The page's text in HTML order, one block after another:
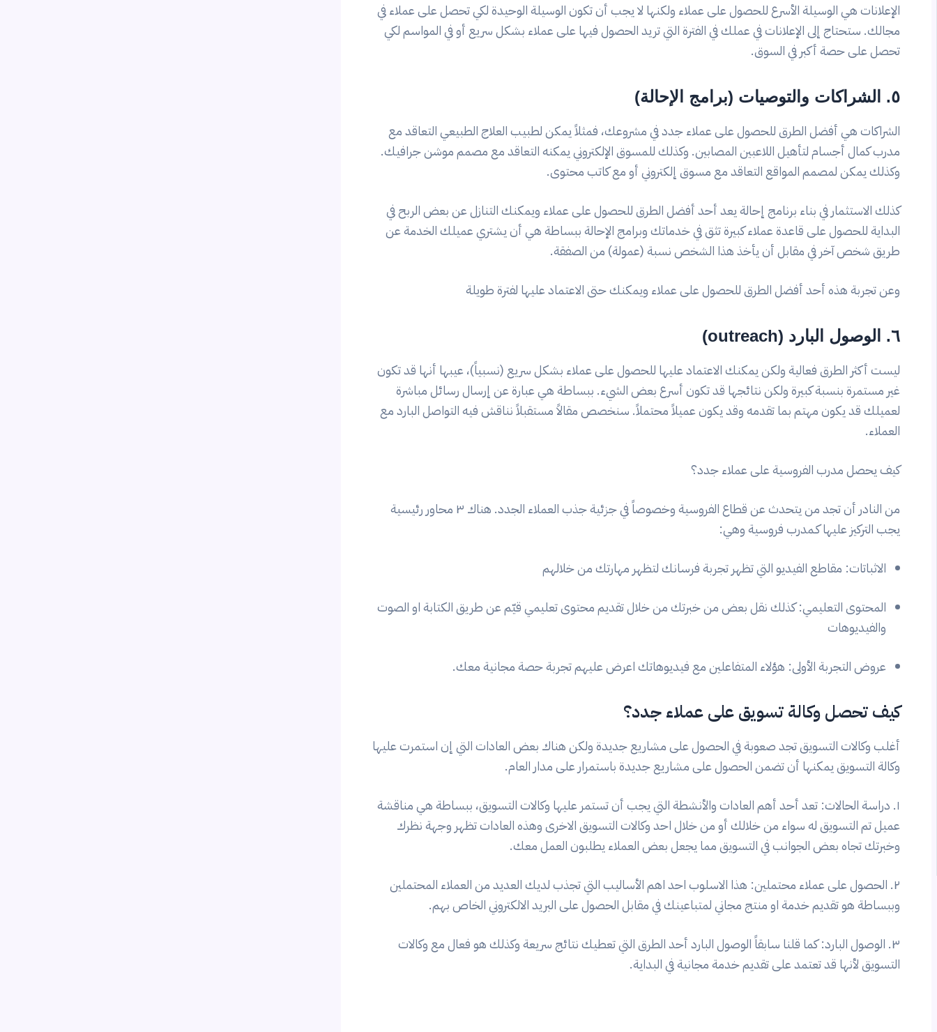
الإعلانات هي الوسيلة الأسرع للحصول على عملاء ولكنها لا يجب أن تكون الوسيلة الوحيدة لكي تحصل على عملاء في
مجالك. ستحتاج إلى الإعلانات في عملك في الفترة التي تريد الحصول فيها على عملاء بشكل سريع أو في المواسم لكي
تحصل على حصة أكبر في السوق.
٥. الشراكات والتوصيات (برامج الإحالة)
الشراكات هي أفضل الطرق للحصول على عملاء جدد في مشروعك، فمثلاً يمكن لطبيب العلاج الطبيعي التعاقد مع
مدرب كمال أجسام لتأهيل اللاعبين المصابين. وكذلك للمسوق الإلكتروني يمكنه التعاقد مع مصمم موشن جرافيك.
وكذلك يمكن لمصمم المواقع التعاقد مع مسوق إلكتروني أو مع كاتب محتوى.
كذلك الاستثمار في بناء برنامج إحالة يعد أحد أفضل الطرق للحصول على عملاء ويمكنك التنازل عن بعض الربح في
البداية للحصول على قاعدة عملاء كبيرة تثق في خدماتك وبرامج الإحالة ببساطة هي أن يشتري عميلك الخدمة عن
طريق شخص آخر في مقابل أن يأخذ هذا الشخص نسبة (عمولة) من الصفقة.
وعن تجربة هذه أحد أفضل الطرق للحصول على عملاء ويمكنك حتى الاعتماد عليها لفترة طويلة
٦. الوصول البارد (outreach)
ليست أكثر الطرق فعالية ولكن يمكنك الاعتماد عليها للحصول على عملاء بشكل سريع (نسبياً)، عيبها أنها قد تكون
غير مستمرة بنسبة كبيرة ولكن نتائجها قد تكون أسرع بعض الشيء. ببساطة هي عبارة عن إرسال رسائل مباشرة
لعميلك قد يكون مهتم بما تقدمه وقد يكون عميلاً محتملاً. سنخصص مقالاً مستقبلاً نناقش فيه التواصل البارد مع
العملاء.
كيف يحصل مدرب الفروسية على عملاء جدد؟
من النادر أن تجد من يتحدث عن قطاع الفروسية وخصوصاً في جزئية جذب العملاء الجدد. هناك ٣ محاور رئيسية
يجب التركيز عليها كـمدرب فروسية وهي:
الاثباتات: مقاطع الفيديو التي تظهر تجربة فرسانك لتظهر مهارتك من خلالهم
المحتوى التعليمي: كذلك نقل بعض من خبرتك من خلال تقديم محتوى تعليمي قيّم عن طريق الكتابة او الصوت
والفيديوهات
عروض التجربة الأولى: هؤلاء المتفاعلين مع فيديوهاتك اعرض عليهم تجربة حصة مجانية معك.
كيف تحصل وكالة تسويق على عملاء جدد؟
أغلب وكالات التسويق تجد صعوبة في الحصول على مشاريع جديدة ولكن هناك بعض العادات التي إن استمرت عليها
وكالة التسويق يمكنها أن تضمن الحصول على مشاريع جديدة باستمرار على مدار العام.
١. دراسة الحالات: تعد أحد أهم العادات والأنشطة التي يجب أن تستمر عليها وكالات التسويق، ببساطة هي مناقشة
عميل تم التسويق له سواء من خلالك أو من خلال احد وكالات التسويق الاخرى وهذه العادات تظهر وجهة نظرك
وخبرتك تجاه بعض الجوانب في التسويق مما يجعل بعض العملاء يطلبون العمل معك.
٢. الحصول على عملاء محتملين: هذا الاسلوب احد اهم الأساليب التي تجذب لديك العديد من العملاء المحتملين
وببساطة هو تقديم خدمة او منتج مجاني لمتباعينك في مقابل الحصول على البريد الالكتروني الخاص بهم.
٣. الوصول البارد: كما قلنا سابقاً الوصول البارد أحد الطرق التي تعطيك نتائج سريعة وكذلك هو فعال مع وكالات
التسويق لأنها قد تعتمد على تقديم خدمة مجانية في البداية.